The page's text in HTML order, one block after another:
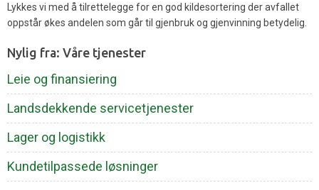
Lykkes vi med å tilrettelegge for en god kildesortering der avfallet
oppstår økes andelen som går til gjenbruk og gjenvinning betydelig.
Nylig fra: Våre tjenester
Leie og finansiering
Landsdekkende servicetjenester
Lager og logistikk
Kundetilpassede løsninger